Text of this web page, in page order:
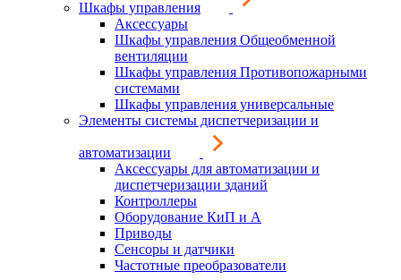
Шкафы управления
Аксессуары
Шкафы управления Общеобменной
вентиляции
Шкафы управления Противопожарными
системами
Шкафы управления универсальные
Элементы системы диспетчеризации и
автоматизации
Аксессуары для автоматизации и
диспетчеризации зданий
Контроллеры
Оборудование КиП и А
Приводы
Сенсоры и датчики
Частотные преобразователи